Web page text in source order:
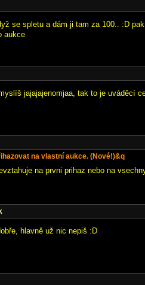
se spletu a dám ji tam za 100.. :D
aukce
jajajajenomjaa, tak to je uváděcí
na vlastní aukce. (Nové!)&q
na prvni prihaz nebo na
hlavně už nic nepiš :D